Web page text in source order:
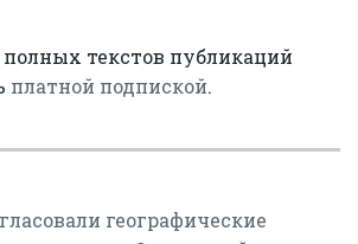
текстов публикаций
платной подпиской.
географические